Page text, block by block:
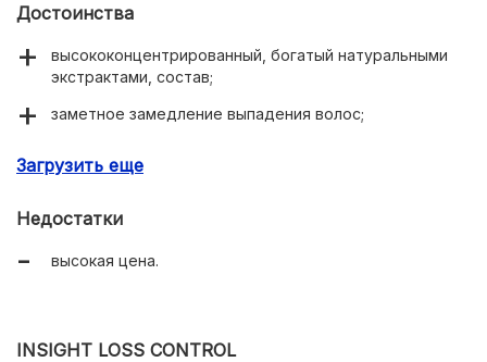
Достоинства
высококонцентрированный, богатый натуральными
экстрактами, состав;
заметное замедление выпадения волос;
легкий охлаждающий эффект;
приятный ментоловый аромат;
Загрузить еще
Недостатки
высокая цена.
INSIGHT LOSS CONTROL